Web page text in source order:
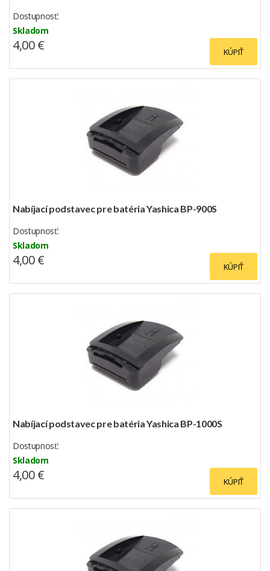
Dostupnosť:
Skladom
KÚPIŤ
4,00 €
Nabíjací podstavec pre batéria Yashica BP-900S
Dostupnosť:
Skladom
KÚPIŤ
4,00 €
Nabíjací podstavec pre batéria Yashica BP-1000S
Dostupnosť:
Skladom
KÚPIŤ
4,00 €